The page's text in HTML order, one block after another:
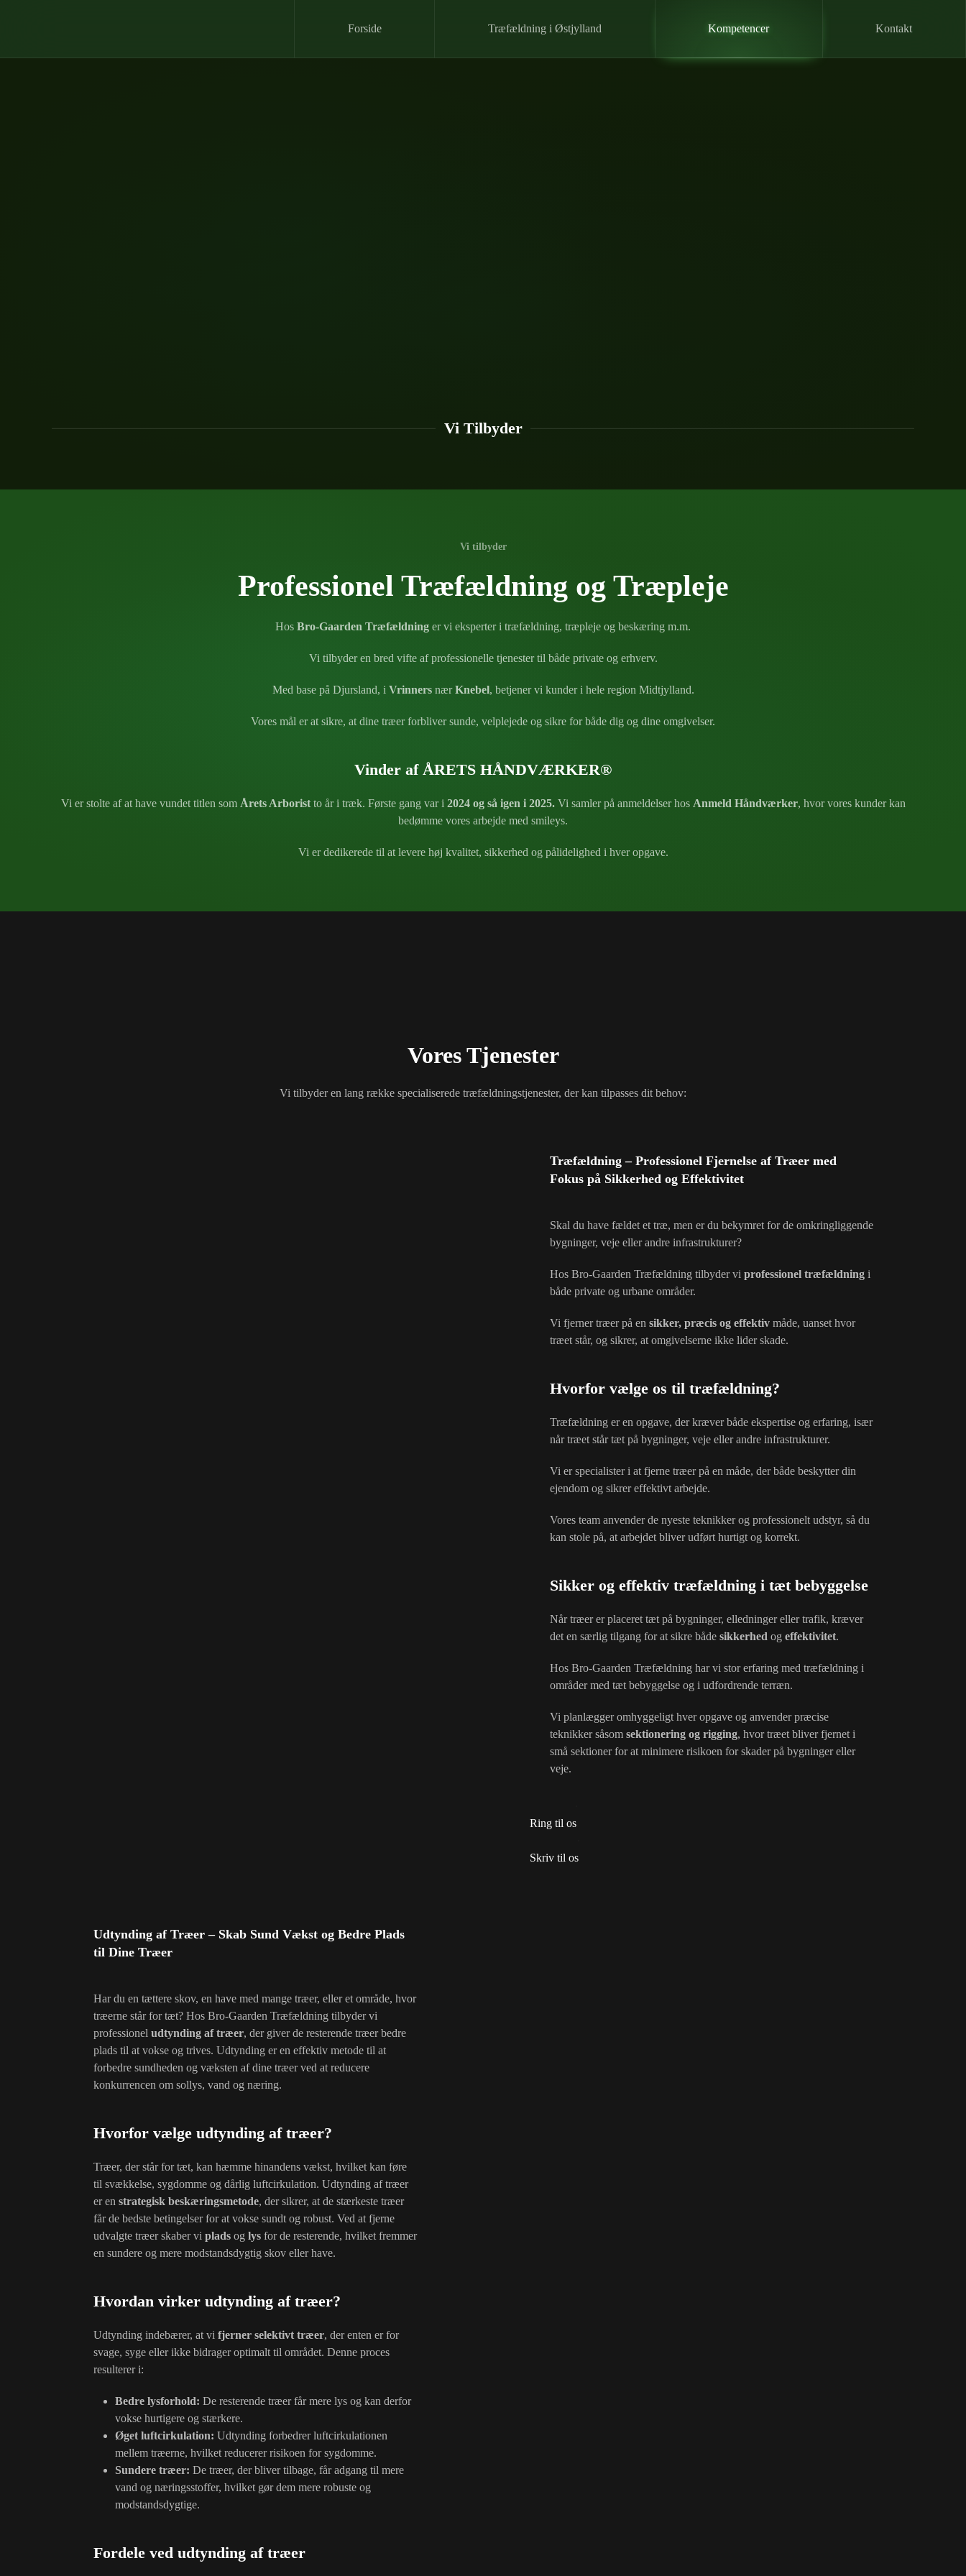
Forside Træfældning i Østjylland Kompetencer Kontakt
Vi Tilbyder
Vi tilbyder
Professionel Træfældning og Træpleje
Hos Bro-Gaarden Træfældning er vi eksperter i træfældning, træpleje og beskæring m.m.
Vi tilbyder en bred vifte af professionelle tjenester til både private og erhverv.
Med base på Djursland, i VrinnersnærKnebel, betjener vi kunder i hele region Midtjylland.
Vores mål er at sikre, at dine træer forbliver sunde, velplejede og sikre for både dig og dine omgivelser.
Vinder af ÅRETS HÅNDVÆRKER®
Vi er stolte af at have vundet titlen som Årets Arborist to år i træk. Første gang var i 2024 og så igen i 2025. Vi samler på anmeldelser hos Anmeld Håndværker, hvor vores kunder kan
bedømme vores arbejde med smileys.
Vi er dedikerede til at levere høj kvalitet, sikkerhed og pålidelighed i hver opgave.
Vores Tjenester
Vi tilbyder en lang række specialiserede træfældningstjenester, der kan tilpasses dit behov:
Træfældning – Professionel Fjernelse af Træer med
Fokus på Sikkerhed og Effektivitet
Skal du have fældet et træ, men er du bekymret for de omkringliggende
bygninger, veje eller andre infrastrukturer?
Hos Bro-Gaarden Træfældning tilbyder vi professionel træfældningi
både private og urbane områder.
Vi fjerner træer på en sikker, præcis og effektivmåde, uanset hvor
træet står, og sikrer, at omgivelserne ikke lider skade.
Hvorfor vælge os til træfældning?
Træfældning er en opgave, der kræver både ekspertise og erfaring, især
når træet står tæt på bygninger, veje eller andre infrastrukturer.
Vi er specialister i at fjerne træer på en måde, der både beskytter din
ejendom og sikrer effektivt arbejde.
Vores team anvender de nyeste teknikker og professionelt udstyr, så du
kan stole på, at arbejdet bliver udført hurtigt og korrekt.
Sikker og effektiv træfældning i tæt bebyggelse
Når træer er placeret tæt på bygninger, elledninger eller trafik, kræver
det en særlig tilgang for at sikre både sikkerhed og effektivitet.
Hos Bro-Gaarden Træfældning har vi stor erfaring med træfældning i
områder med tæt bebyggelse og i udfordrende terræn.
Vi planlægger omhyggeligt hver opgave og anvender præcise
teknikker såsom sektionering og rigging, hvor træet bliver fjernet i
små sektioner for at minimere risikoen for skader på bygninger eller
veje.
Ring til os
Skriv til os
Udtynding af Træer – Skab Sund Vækst og Bedre Plads
til Dine Træer
Har du en tættere skov, en have med mange træer, eller et område, hvor
træerne står for tæt? Hos Bro-Gaarden Træfældning tilbyder vi
professionel udtynding af træer, der giver de resterende træer bedre
plads til at vokse og trives. Udtynding er en effektiv metode til at
forbedre sundheden og væksten af dine træer ved at reducere
konkurrencen om sollys, vand og næring.
Hvorfor vælge udtynding af træer?
Træer, der står for tæt, kan hæmme hinandens vækst, hvilket kan føre
til svækkelse, sygdomme og dårlig luftcirkulation. Udtynding af træer
er en strategisk beskæringsmetode, der sikrer, at de stærkeste træer
får de bedste betingelser for at vokse sundt og robust. Ved at fjerne
udvalgte træer skaber vi pladsog lysfor de resterende, hvilket fremmer
en sundere og mere modstandsdygtig skov eller have.
Hvordan virker udtynding af træer?
Udtynding indebærer, at vi fjerner selektivt træer, der enten er for
svage, syge eller ikke bidrager optimalt til området. Denne proces
resulterer i:
Bedre lysforhold: De resterende træer får mere lys og kan derfor
vokse hurtigere og stærkere.
Øget luftcirkulation: Udtynding forbedrer luftcirkulationen
mellem træerne, hvilket reducerer risikoen for sygdomme.
Sundere træer: De træer, der bliver tilbage, får adgang til mere
vand og næringsstoffer, hvilket gør dem mere robuste og
modstandsdygtige.
Fordele ved udtynding af træer